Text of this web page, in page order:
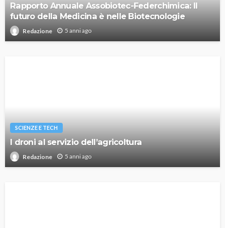
Rapporto Annuale Assobiotec-Federchimica: Il
futuro della Medicina è nelle Biotecnologie
Redazione 5 anni ago
SCIENZE E TECH
I droni al servizio dell’agricoltura
Redazione 5 anni ago